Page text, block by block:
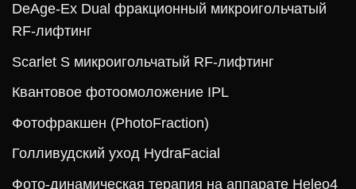
DeAge-Ex Dual фракционный микроигольчатый
RF-лифтинг
Scarlet S микроигольчатый RF-лифтинг
Квантовое фотоомоложение IPL
Фотофракшен (PhotoFraction)
Голливудский уход HydraFacial
Фото-динамическая терапия на аппарате Heleo4